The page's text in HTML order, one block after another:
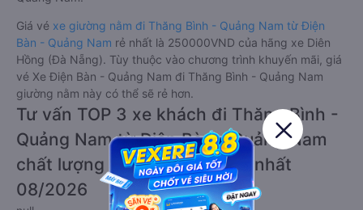
Giá vé xe giường nằm đi Thăng Bình - Quảng Nam từ Điện
Bàn - Quảng Nam rẻ nhất là 250000VND của hãng xe Diên
Hồng (Đà Nẵng). Tùy thuộc vào chương trình khuyến mãi, giá
vé Xe Điện Bàn - Quảng Nam đi Thăng Bình - Quảng Nam
giường nằm này có thể sẽ rẻ hơn.
Tư vấn TOP 3 xe khách đi Thăng Bình -
Quảng Nam từ Điện Bàn - Quảng Nam
chất lượng cao, uy tín, giá rẻ nhất
08/2026